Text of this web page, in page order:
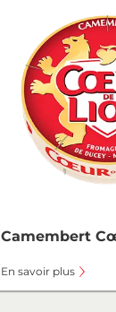
Camembert
En savoir plus